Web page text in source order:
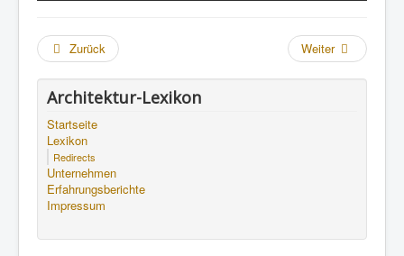
Zurück Weiter
Architektur-Lexikon
Startseite
Lexikon
Redirects
Unternehmen
Erfahrungsberichte
Impressum